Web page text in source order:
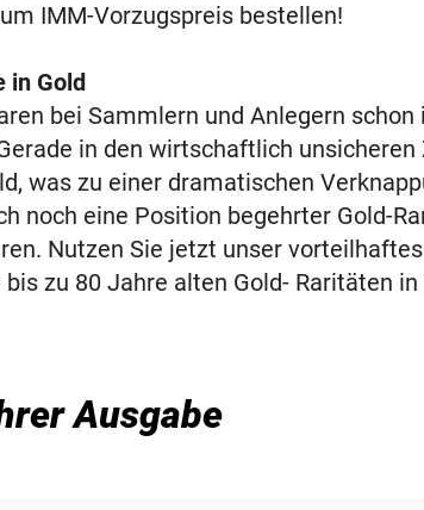
IMM-Vorzugspreis bestellen!
in Gold
bei Sammlern und Anlegern
in den wirtschaftlich
was zu einer dramatischen
noch eine Position begehrter Gold-
Nutzen Sie jetzt unser
zu 80 Jahre alten Gold- Raritäten
Ausgabe